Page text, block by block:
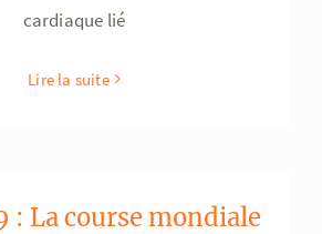
cardiaque lié
Lire la suite
: La course mondiale